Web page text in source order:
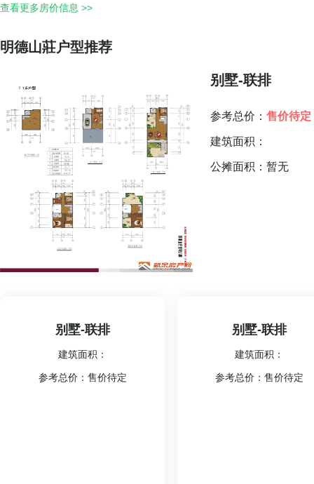
查看更多房价信息 >>
明德山莊户型推荐
别墅-联排
参考总价： 售价待定
建筑面积：
公摊面积：暂无
别墅-联排
建筑面积：
参考总价：售价待定
别墅-联排
建筑面积：
参考总价：售价待定